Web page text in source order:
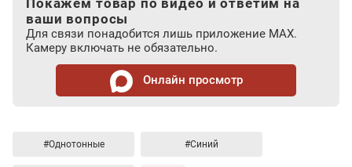
Покажем товар по видео и ответим на
ваши вопросы
Для связи понадобится лишь приложение MAX.
Камеру включать не обязательно.
Онлайн просмотр
#Однотонные #Синий